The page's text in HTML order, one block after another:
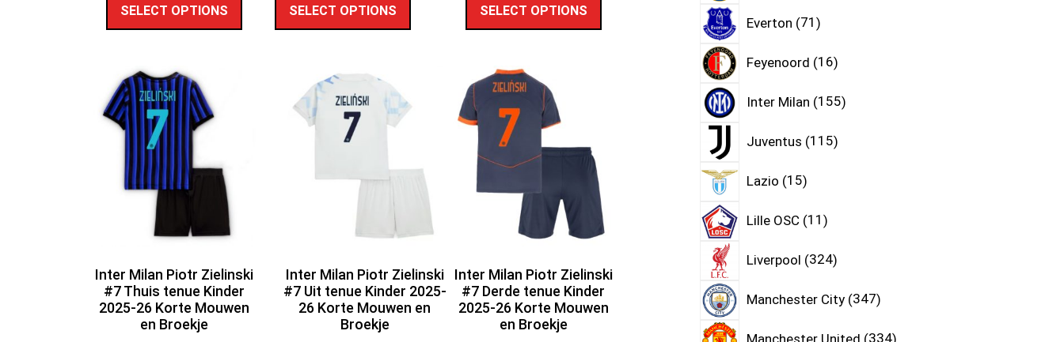
SELECT OPTIONS SELECT OPTIONS SELECT OPTIONS
Inter Milan Piotr Zielinski
#7 Thuis tenue Kinder
2025-26 Korte Mouwen
en Broekje
Inter Milan Piotr Zielinski
#7 Uit tenue Kinder 2025-
26 Korte Mouwen en
Broekje
Inter Milan Piotr Zielinski
#7 Derde tenue Kinder
2025-26 Korte Mouwen
en Broekje
Everton 71
Feyenoord 16
Inter Milan 155
Juventus 115
Lazio 15
Lille OSC 11
Liverpool 324
Manchester City 347
Manchester United 334